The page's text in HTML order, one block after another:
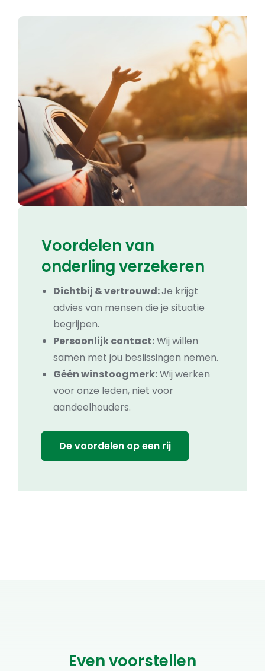
Voordelen van
onderling verzekeren
Dichtbij & vertrouwd:Je krijgt
advies van mensen die je situatie
begrijpen.
Persoonlijk contact:Wij willen
samen met jou beslissingen nemen.
Géén winstoogmerk:Wij werken
voor onze leden, niet voor
aandeelhouders.
De voordelen op een rij
Even voorstellen